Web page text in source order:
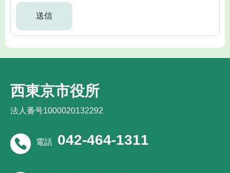
西東京市役所
法人番号1000020132292
電話 042-464-1311